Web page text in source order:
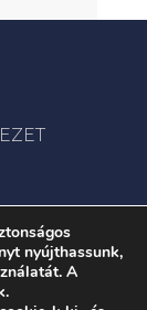
nyújthassunk,
A